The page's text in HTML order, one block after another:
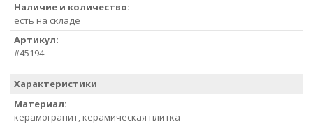
Наличие и количество:
есть на складе
Артикул:
#45194
Характеристики
Материал:
керамогранит, керамическая плитка